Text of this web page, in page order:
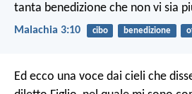
tanta benedizione che non vi sia
Malachia 3:10 cibo benedizione
Ed ecco una voce dai cieli che